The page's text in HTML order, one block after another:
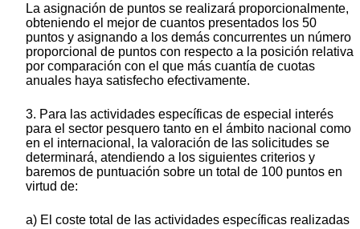
La asignación de puntos se realizará proporcionalmente,
obteniendo el mejor de cuantos presentados los 50
puntos y asignando a los demás concurrentes un número
proporcional de puntos con respecto a la posición relativa
por comparación con el que más cuantía de cuotas
anuales haya satisfecho efectivamente.
3. Para las actividades específicas de especial interés
para el sector pesquero tanto en el ámbito nacional como
en el internacional, la valoración de las solicitudes se
determinará, atendiendo a los siguientes criterios y
baremos de puntuación sobre un total de 100 puntos en
virtud de:
a) El coste total de las actividades específicas realizadas